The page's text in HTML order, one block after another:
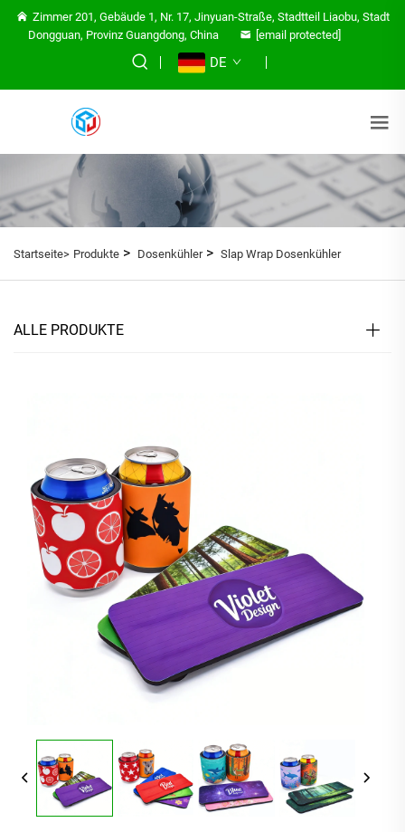
Zimmer 201, Gebäude 1, Nr. 17, Jinyuan-Straße, Stadtteil Liaobu, Stadt
Dongguan, Provinz Guangdong, China
[email protected]
DE
Startseite> Produkte > Dosenkühler> Slap Wrap Dosenkühler
ALLE PRODUKTE